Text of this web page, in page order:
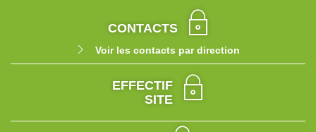
CONTACTS
Voir les contacts par direction
EFFECTIF
SITE